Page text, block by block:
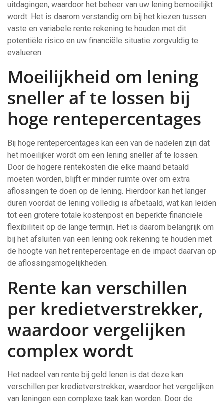
uitdagingen, waardoor het beheer van uw lening bemoeilijkt
wordt. Het is daarom verstandig om bij het kiezen tussen
vaste en variabele rente rekening te houden met dit
potentiële risico en uw financiële situatie zorgvuldig te
evalueren.
Moeilijkheid om lening
sneller af te lossen bij
hoge rentepercentages
Bij hoge rentepercentages kan een van de nadelen zijn dat
het moeilijker wordt om een lening sneller af te lossen.
Door de hogere rentekosten die elke maand betaald
moeten worden, blijft er minder ruimte over om extra
aflossingen te doen op de lening. Hierdoor kan het langer
duren voordat de lening volledig is afbetaald, wat kan leiden
tot een grotere totale kostenpost en beperkte financiële
flexibiliteit op de lange termijn. Het is daarom belangrijk om
bij het afsluiten van een lening ook rekening te houden met
de hoogte van het rentepercentage en de impact daarvan op
de aflossingsmogelijkheden.
Rente kan verschillen
per kredietverstrekker,
waardoor vergelijken
complex wordt
Het nadeel van rente bij geld lenen is dat deze kan
verschillen per kredietverstrekker, waardoor het vergelijken
van leningen een complexe taak kan worden. Door de